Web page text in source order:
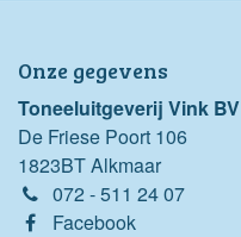
Onze gegevens
Toneeluitgeverij Vink BV
De Friese Poort 106
1823BT Alkmaar
072 - 511 24 07
Facebook